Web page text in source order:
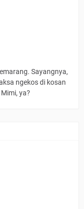
Sayangnya,
ngekos di kosan
ya?